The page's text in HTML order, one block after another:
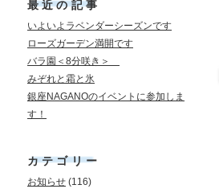
最近の記事
いよいよラベンダーシーズンです
ローズガーデン満開です
バラ園＜8分咲き＞
みぞれと霜と氷
銀座NAGANOのイベントに参加しま
す！
カテゴリー
お知らせ (116)